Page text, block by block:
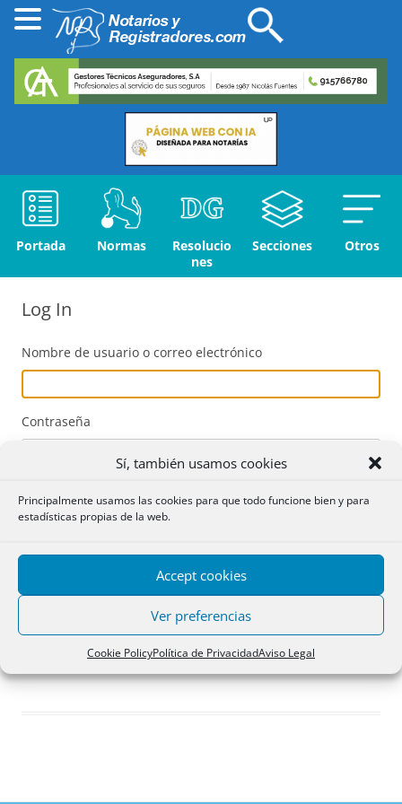
Sí, también usamos cookies
Principalmente usamos las cookies para que todo funcione bien y para
estadísticas propias de la web.
Accept cookies
Ver preferencias
Cookie PolicyPolítica de PrivacidadAviso Legal
Portada Normas
Resolucio
nes
Secciones Otros
Log In
Nombre de usuario o correo electrónico
Contraseña
Acceder
Registro
¿Has olvidado tu contraseña?